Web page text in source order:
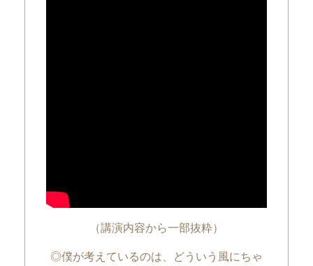
（講演内容から一部抜粋）
◎僕が考えているのは、どういう風にちゃ